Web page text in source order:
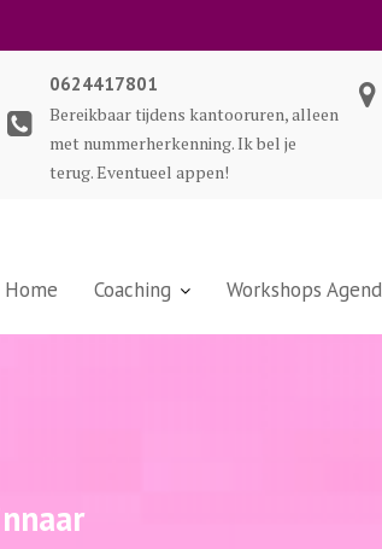
0624417801
Bereikbaar tijdens kantooruren, alleen
met nummerherkenning. Ik bel je
terug. Eventueel appen!
Home Coaching Workshops